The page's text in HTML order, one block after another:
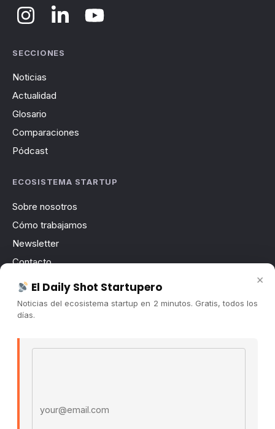
SECCIONES
Noticias
Actualidad
Glosario
Comparaciones
Pódcast
ECOSISTEMA STARTUP
Sobre nosotros
Cómo trabajamos
Newsletter
Contacto
Publicidad
Convocatorias
×
El Daily Shot Startupero
Noticias del ecosistema startup en 2 minutos. Gratis, todos los
días.